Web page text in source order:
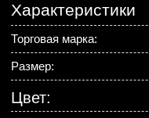
Характеристики
Торговая марка:
Размер:
Цвет: